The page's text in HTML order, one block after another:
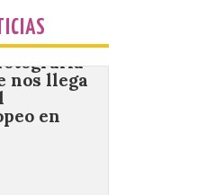
nos llega